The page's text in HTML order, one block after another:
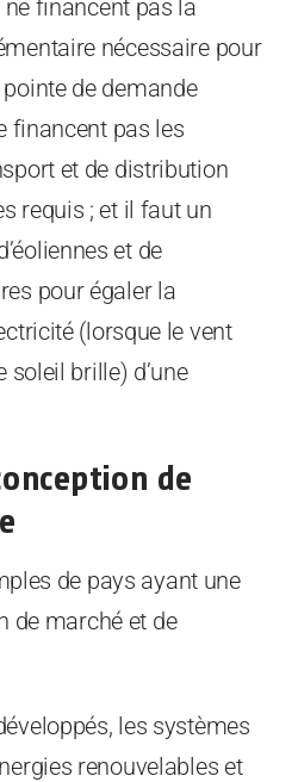
ne financent pas la
nécessaire pour
de demande
financent pas les
et de distribution
requis ; et il faut un
et de
pour égaler la
(lorsque le vent
soleil brille) d’une
de
de pays ayant une
de marché et de
les systèmes
renouvelables et